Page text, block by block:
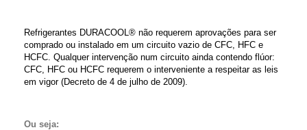
Refrigerantes DURACOOL® não requerem aprovações para ser
comprado ou instalado em um circuito vazio de CFC, HFC e
HCFC. Qualquer intervenção num circuito ainda contendo flúor:
CFC, HFC ou HCFC requerem o interveniente a respeitar as leis
em vigor (Decreto de 4 de julho de 2009).
Ou seja: